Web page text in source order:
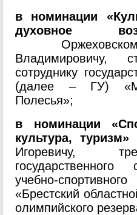
в номинации
духовное
Владимировичу,
сотруднику
(далее – ГУ)
Полесья»;
в номинации
культура, туризм»
Игоревичу,
государственного
учебно-
«Брестский
олимпийского